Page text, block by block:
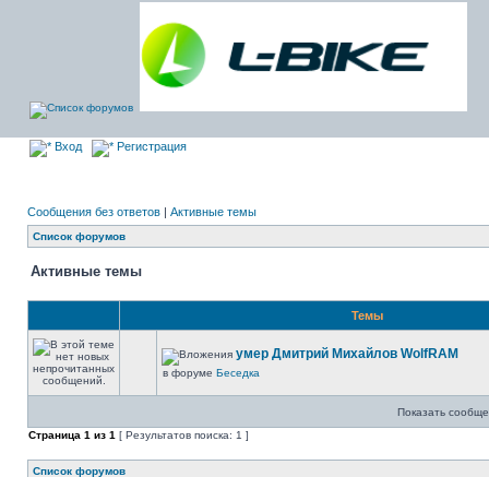
Вход Регистрация
Сообщения без ответов | Активные темы
Список форумов
Активные темы
Темы
умер Дмитрий Михайлов WolfRAM
в форуме Беседка
Показать
Страница 1 из 1 [ Результатов поиска: 1 ]
Список форумов